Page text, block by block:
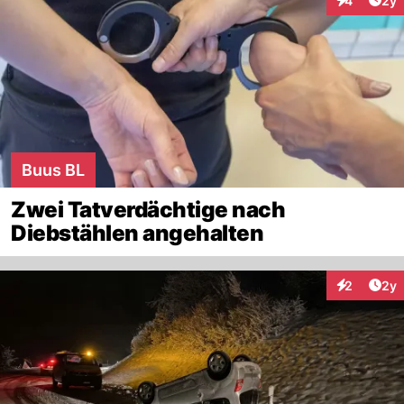
Buus BL
Zwei Tatverdächtige nach
Diebstählen angehalten
2 2y